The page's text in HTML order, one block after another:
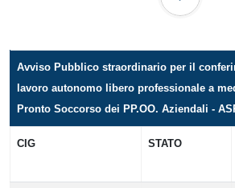
Avviso Pubblico straordinario per il
lavoro autonomo libero professionale a
Pronto Soccorso dei PP.OO. Aziendali -
CIG STATO